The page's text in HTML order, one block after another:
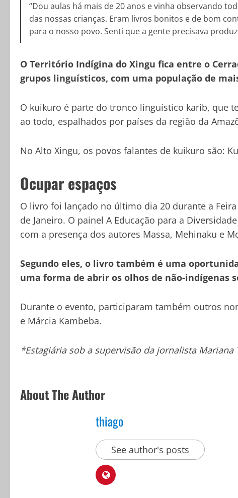
“Dou aulas há mais de 20 anos e vinha observando
das nossas crianças. Eram livros bonitos e de bom
para o nosso povo. Senti que a gente precisava
O Território Indígina do Xingu fica entre o
grupos linguísticos, com uma população de
O kuikuro é parte do tronco linguístico karib, que
ao todo, espalhados por países da região da
No Alto Xingu, os povos falantes de kuikuro são:
Ocupar espaços
O livro foi lançado no último dia 20 durante a
de Janeiro. O painel A Educação para a
com a presença dos autores Massa, Mehinaku e
Segundo eles, o livro também é uma
uma forma de abrir os olhos de não-indígenas
Durante o evento, participaram também outros
e Márcia Kambeba.
*Estagiária sob a supervisão da jornalista Mariana
About The Author
thiago
See author's posts